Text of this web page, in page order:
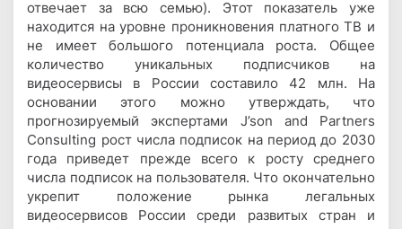
отвечает за всю семью). Этот показатель уже
находится на уровне проникновения платного ТВ и
не имеет большого потенциала роста. Общее
количество уникальных подписчиков на
видеосервисы в России составило 42 млн. На
основании этого можно утверждать, что
прогнозируемый экспертами J’son and Partners
Consulting рост числа подписок на период до 2030
года приведет прежде всего к росту среднего
числа подписок на пользователя. Что окончательно
укрепит положение рынка легальных
видеосервисов России среди развитых стран и